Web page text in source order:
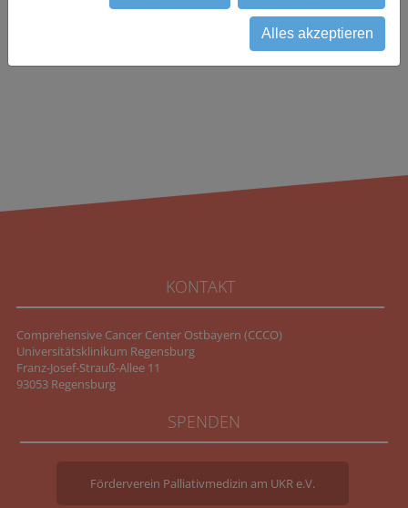
KONTAKT
Comprehensive Cancer Center Ostbayern (CCCO)
Universitätsklinikum Regensburg
Franz-Josef-Strauß-Allee 11
93053 Regensburg
SPENDEN
Förderverein Palliativmedizin am UKR e.V.
Alles akzeptieren